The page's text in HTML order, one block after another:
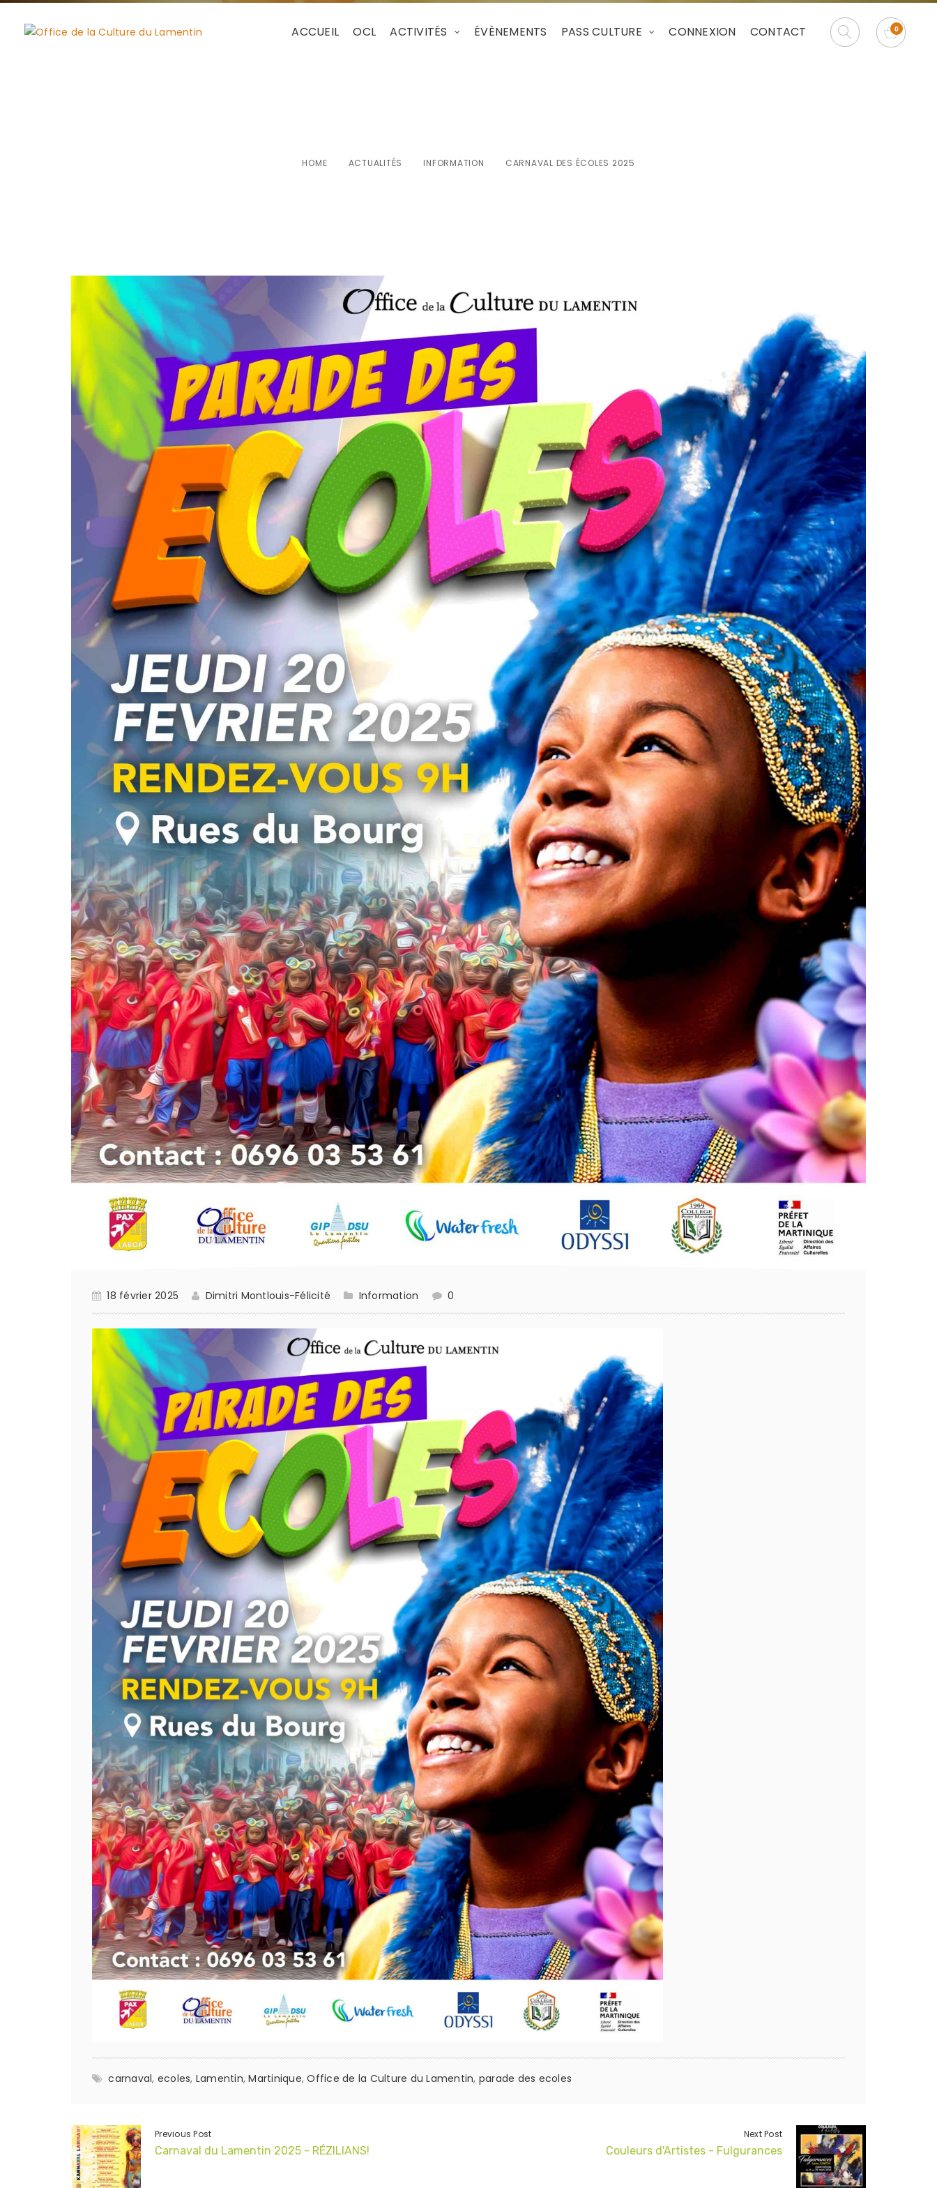
ACCUEIL OCL ACTIVITÉS ÉVÈNEMENTS PASS CULTURE CONNEXION CONTACT
HOME ACTUALITÉS INFORMATION CARNAVAL DES ÉCOLES 2025
18 février 2025 Dimitri Montlouis-Félicité Information 0
carnaval, ecoles, Lamentin,Martinique,Office de la Culture du Lamentin, parade des ecoles
Previous Post
Carnaval du Lamentin 2025 - RÉZILIANS!
Next Post
Couleurs d'Artistes - Fulgurances